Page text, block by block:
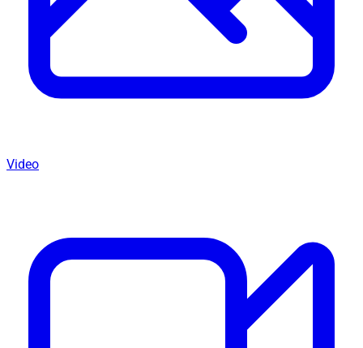
Video